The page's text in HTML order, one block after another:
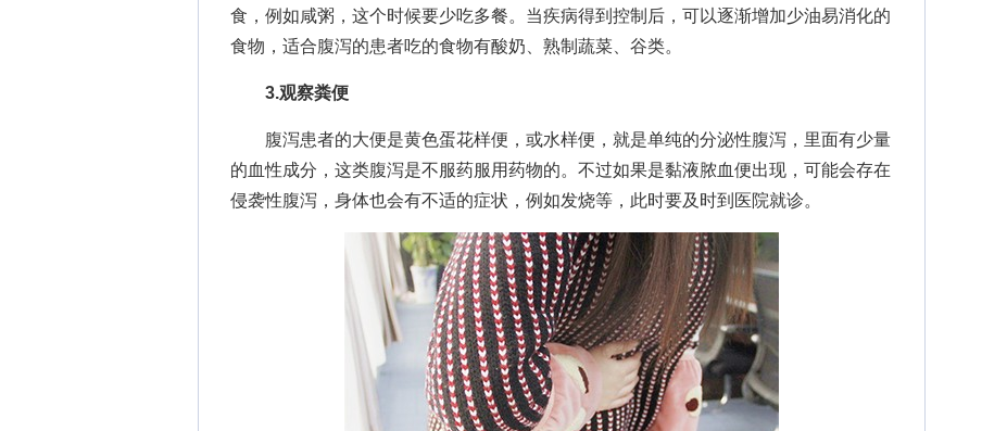
食，例如咸粥，这个时候要少吃多餐。当疾病得到控制后，可以逐渐增加少油易消化的
食物，适合腹泻的患者吃的食物有酸奶、熟制蔬菜、谷类。
3.观察粪便
腹泻患者的大便是黄色蛋花样便，或水样便，就是单纯的分泌性腹泻，里面有少量
的血性成分，这类腹泻是不服药服用药物的。不过如果是黏液脓血便出现，可能会存在
侵袭性腹泻，身体也会有不适的症状，例如发烧等，此时要及时到医院就诊。